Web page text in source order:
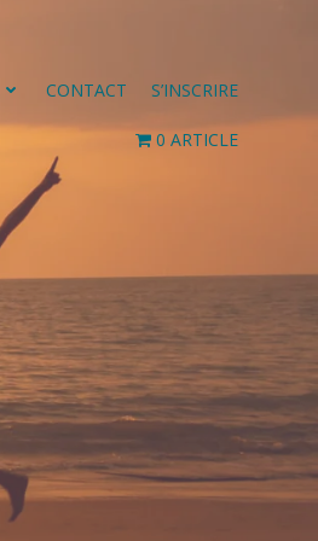
CONTACT S’INSCRIRE
0 ARTICLE